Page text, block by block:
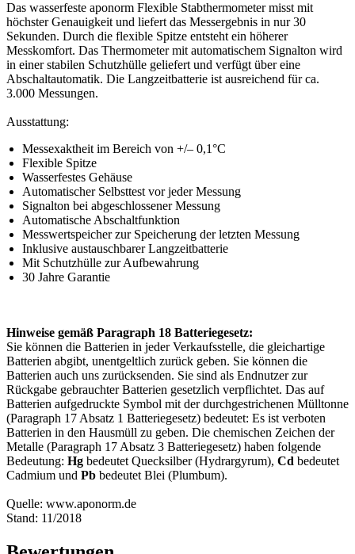
Das wasserfeste aponorm Flexible Stabthermometer misst mit
höchster Genauigkeit und liefert das Messergebnis in nur 30
Sekunden. Durch die flexible Spitze entsteht ein höherer
Messkomfort. Das Thermometer mit automatischem Signalton wird
in einer stabilen Schutzhülle geliefert und verfügt über eine
Abschaltautomatik. Die Langzeitbatterie ist ausreichend für ca.
3.000 Messungen.
Ausstattung:
Messexaktheit im Bereich von +/– 0,1°C
Flexible Spitze
Wasserfestes Gehäuse
Automatischer Selbsttest vor jeder Messung
Signalton bei abgeschlossener Messung
Automatische Abschaltfunktion
Messwertspeicher zur Speicherung der letzten Messung
Inklusive austauschbarer Langzeitbatterie
Mit Schutzhülle zur Aufbewahrung
30 Jahre Garantie
Hinweise gemäß Paragraph 18 Batteriegesetz:
Sie können die Batterien in jeder Verkaufsstelle, die gleichartige
Batterien abgibt, unentgeltlich zurück geben. Sie können die
Batterien auch uns zurücksenden. Sie sind als Endnutzer zur
Rückgabe gebrauchter Batterien gesetzlich verpflichtet. Das auf
Batterien aufgedruckte Symbol mit der durchgestrichenen Mülltonne
(Paragraph 17 Absatz 1 Batteriegesetz) bedeutet: Es ist verboten
Batterien in den Hausmüll zu geben. Die chemischen Zeichen der
Metalle (Paragraph 17 Absatz 3 Batteriegesetz) haben folgende
Bedeutung: Hg bedeutet Quecksilber (Hydrargyrum), Cd bedeutet
Cadmium und Pb bedeutet Blei (Plumbum).
Quelle: www.aponorm.de
Stand: 11/2018